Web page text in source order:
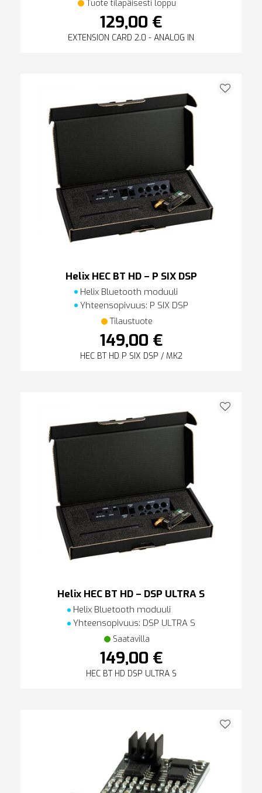
Tuote tilapäisesti loppu
129,00 €
EXTENSION CARD 2.0 - ANALOG IN
Helix HEC BT HD – P SIX DSP
Helix Bluetooth moduuli
Yhteensopivuus: P SIX DSP
Tilaustuote
149,00 €
HEC BT HD P SIX DSP / MK2
Helix HEC BT HD – DSP ULTRA S
Helix Bluetooth moduuli
Yhteensopivuus: DSP ULTRA S
Saatavilla
149,00 €
HEC BT HD DSP ULTRA S